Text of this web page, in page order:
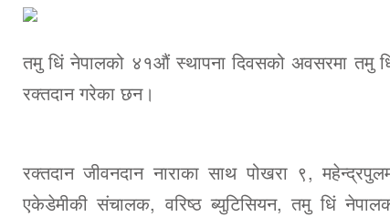
तमु धिं नेपालको ४१औं स्थापना दिवस‌को अवसरमा तमु
रक्तदान गरेका छन।
रक्तदान जीवनदान नाराका साथ पोखरा ९,
एकेडेमीकी संचालक, वरिष्ठ ब्युटिसियन, तमु धिं